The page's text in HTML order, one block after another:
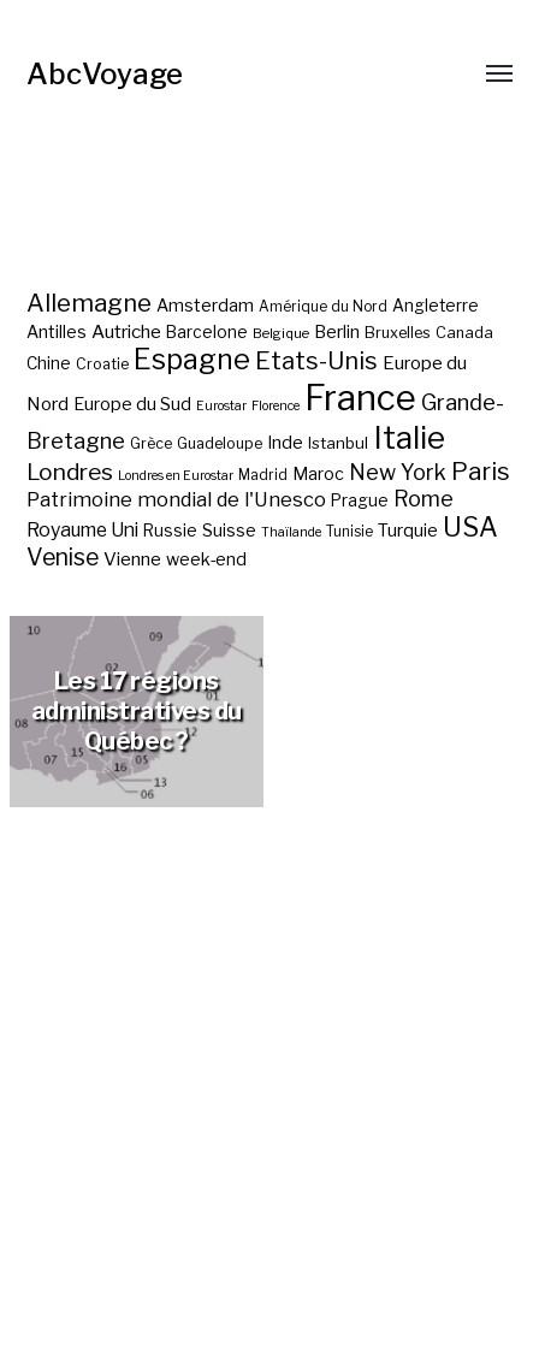
AbcVoyage
Allemagne Amsterdam Amérique du Nord Angleterre
Antilles Autriche Barcelone Belgique Berlin Bruxelles Canada
Chine Croatie Espagne Etats-Unis Europe du
Nord Europe du Sud Eurostar Florence France Grande-
Bretagne Grèce Guadeloupe Inde Istanbul Italie
Londres Londres en Eurostar Madrid Maroc New York Paris
Patrimoine mondial de l'Unesco Prague Rome
Royaume Uni Russie Suisse Thaïlande Tunisie Turquie USA
Venise Vienne week-end
Les 17 régions
administratives du
Québec ?